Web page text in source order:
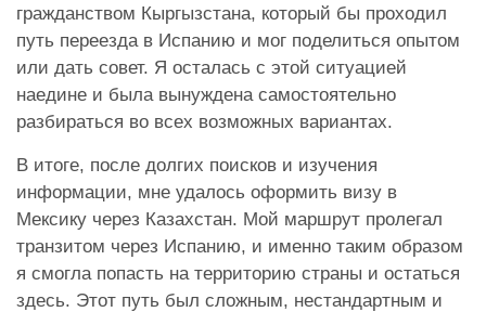
гражданством Кыргызстана, который бы проходил
путь переезда в Испанию и мог поделиться опытом
или дать совет. Я осталась с этой ситуацией
наедине и была вынуждена самостоятельно
разбираться во всех возможных вариантах.
В итоге, после долгих поисков и изучения
информации, мне удалось оформить визу в
Мексику через Казахстан. Мой маршрут пролегал
транзитом через Испанию, и именно таким образом
я смогла попасть на территорию страны и остаться
здесь. Этот путь был сложным, нестандартным и